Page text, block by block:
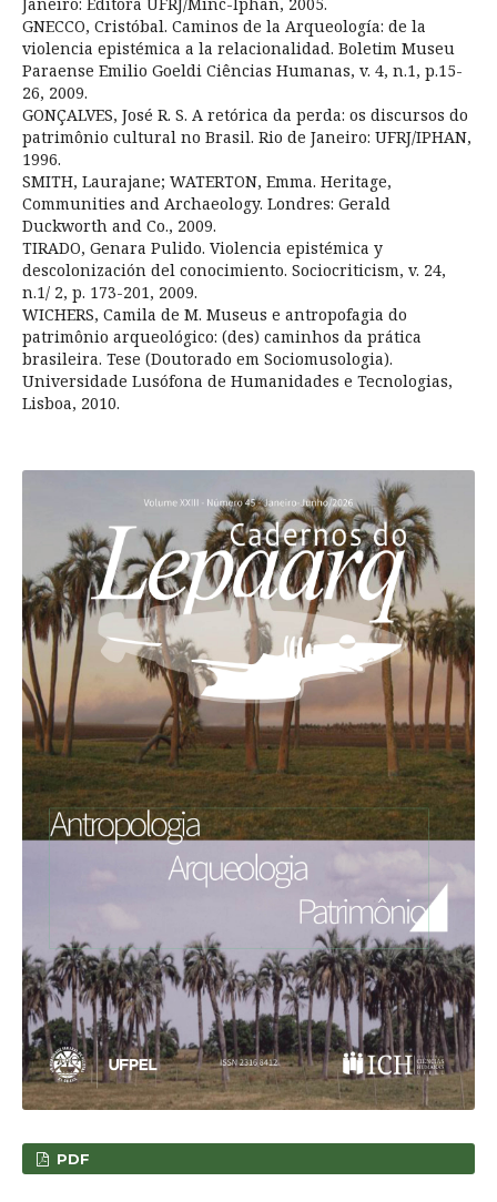
GNECCO, Cristóbal. Caminos de la Arqueología: de la
violencia epistémica a la relacionalidad. Boletim Museu
Paraense Emilio Goeldi Ciências Humanas, v. 4, n.1, p.15-
26, 2009.
GONÇALVES, José R. S. A retórica da perda: os discursos do
patrimônio cultural no Brasil. Rio de Janeiro: UFRJ/IPHAN,
1996.
SMITH, Laurajane; WATERTON, Emma. Heritage,
Communities and Archaeology. Londres: Gerald
Duckworth and Co., 2009.
TIRADO, Genara Pulido. Violencia epistémica y
descolonización del conocimiento. Sociocriticism, v. 24,
n.1/ 2, p. 173-201, 2009.
WICHERS, Camila de M. Museus e antropofagia do
patrimônio arqueológico: (des) caminhos da prática
brasileira. Tese (Doutorado em Sociomusologia).
Universidade Lusófona de Humanidades e Tecnologias,
Lisboa, 2010.
PDF